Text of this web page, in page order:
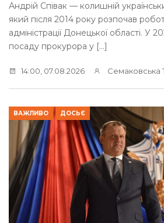
Андрій Співак — колишній
який після 2014 року розпочав
адміністрації Донецької області. У
посаду прокурора у […]
14:00, 07.08.2026 Семаковська
ВАЖЛИВО ДОСЬЄ